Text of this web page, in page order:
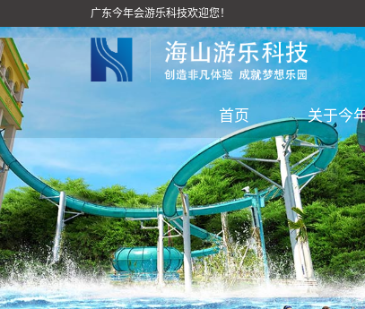
广东今年会游乐科技欢迎您！
首页 关于今